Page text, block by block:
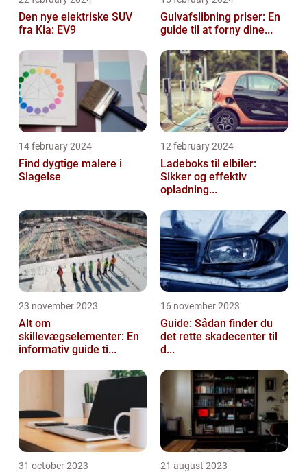
Den nye elektriske SUV
fra Kia: EV9
Gulvafslibning priser: En
guide til at forny dine...
14 february 2024
Find dygtige malere i
Slagelse
12 february 2024
Ladeboks til elbiler:
Sikker og effektiv
opladning...
23 november 2023
Alt om
skillevægselementer: En
informativ guide ti...
16 november 2023
Guide: Sådan finder du
det rette skadecenter til
d...
31 october 2023 21 august 2023